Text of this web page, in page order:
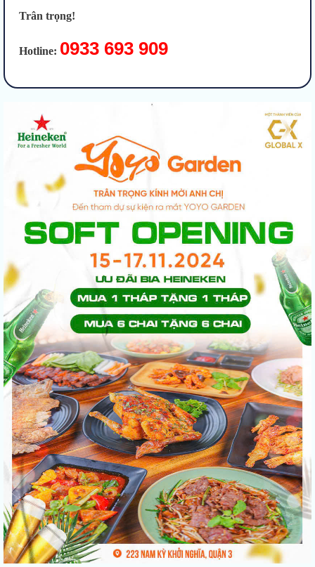
Trân trọng!
Hotline: 0933 693 909